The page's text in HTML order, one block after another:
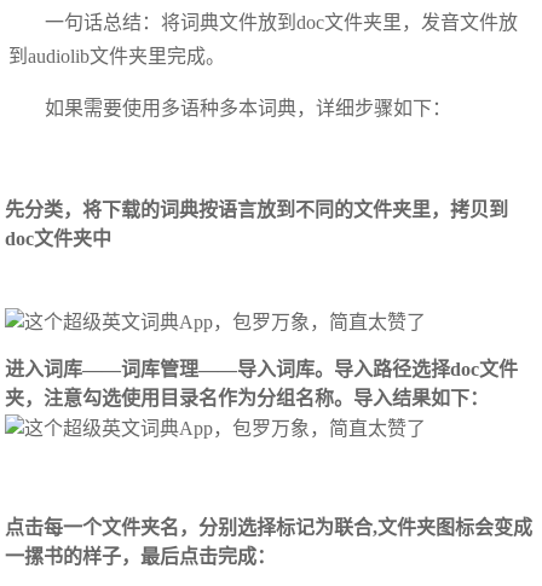
一句话总结：将词典文件放到doc文件夹里，发音文件放
到audiolib文件夹里完成。
如果需要使用多语种多本词典，详细步骤如下：
先分类，将下载的词典按语言放到不同的文件夹里，拷贝到
doc文件夹中
进入词库——词库管理——导入词库。导入路径选择doc文件
夹，注意勾选使用目录名作为分组名称。导入结果如下：
点击每一个文件夹名，分别选择标记为联合,文件夹图标会变成
一摞书的样子，最后点击完成：